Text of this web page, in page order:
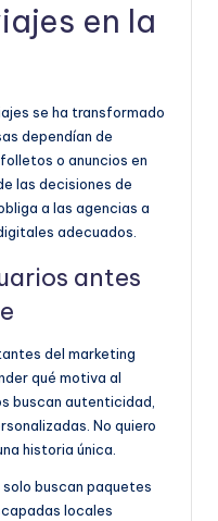
en la
se ha transformado
dependían de
o anuncios en
las decisiones de
a las agencias a
adecuados.
antes
del marketing
qué motiva al
buscan autenticidad,
No quiero
historia única.
buscan paquetes
locales